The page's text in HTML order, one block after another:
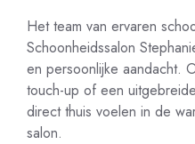
Het team van ervaren
Schoonheidssalon
en persoonlijke aandacht.
touch-up of een
direct thuis voelen in de
salon.